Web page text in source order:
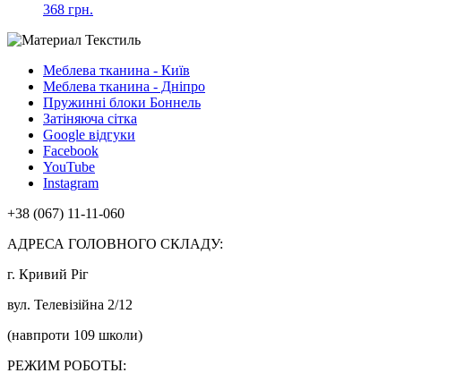
368 грн.
Меблева тканина - Київ
Меблева тканина - Дніпро
Пружинні блоки Боннель
Затіняюча сітка
Google відгуки
Facebook
YouTube
Instagram
+38 (067) 11-11-060
АДРЕСА ГОЛОВНОГО СКЛАДУ:
г. Кривий Ріг
вул. Телевізійна 2/12
(навпроти 109 школи)
РЕЖИМ РОБОТЫ: